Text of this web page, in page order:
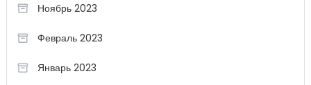
Ноябрь 2023
Февраль 2023
Январь 2023